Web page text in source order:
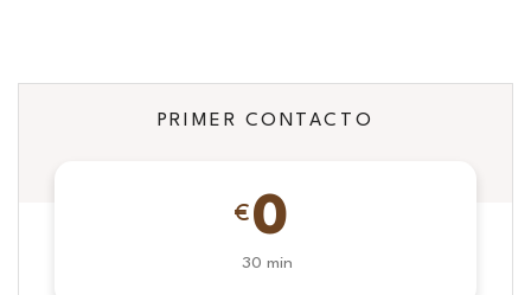
PRIMER CONTACTO
€ 0
30 min